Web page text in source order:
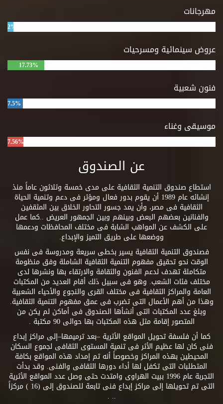
مهرجانات
2%
عروض سينمائية ومسرحيات
17.73%
فنون شعبية
7.5%
موسيقى وغناء
7.56%
عن الصندوق
استطاع صندوق التنمية الثقافية على مدى خمسة وثلاثون عاماً منذ
إنشائه عام 1989 أن يقوم بدور فعال ومؤثر فى دعم وتنمية الحياة
الثقافية فى مصر، وأن يمد جسور التحاور الخلاق بين المثقفين
والفنانين بعضهم البعض وبينهم وبين الجمهور العريض ..كما عمل
على الكشف عن المواهب الشابة فى مختلف المحافظات ودعمها
ووضعها على طريق التميز والإبداع.
فصندوق التنمية الثقافية يسير بخطى سريعة ومدروسة فى نفس
الوقت نحو تحقيق مفهوم التنمية الثقافية الشاملة وفق منظومة
متكاملة تهدف لدعم الفنون والثقافة والارتقاء بها ونشرها لدى
مختلف فئات الشعب. وهو فى سبيل ذلك أقام العديد من المكتبات
العامة والمراكز الثقافية فى مختلف القرى والنجوع والأحياء الشعبية
وهذا من أهم الأعمال التى تضرب فى عمق مفهوم التنمية الثقافية.
وبلغ عدد المكتبات التى أنشأها الصندوق فى أماكن لم يكن من
المتصور إقامة مثل هذه المكتبات بها حوالى 90 مكتبة .
كما أن فلسفة تحويل المواقع الأثرية –بعد ترميمها–إلى مراكز إبداع
فنى كان لها عظيم الأثر فى تنمية المستوى الثقافى لجموع السكان
المحيطين بهذه المراكز وخصوصاً أنه تم إمداد هذه المواقع بكافة
المتطلبات التى تكفل لها أداء دورها الثقافى والفنى. وقد بدأت
التجربة عام 1996 ببيت الهراوى وامتدت حتى وصل عدد المواقع الأثرية
التى تم تحويلها إلى مراكز إبداع فنى تابعة للصندوق إلى (16 ) مركزاً
.. .